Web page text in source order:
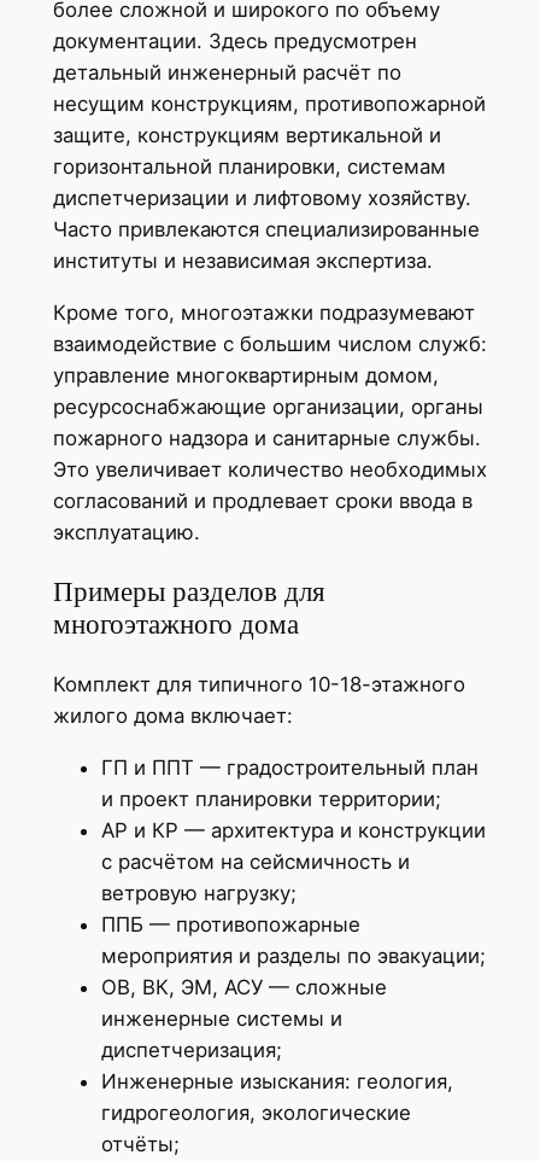
более сложной и широкого по объему
документации. Здесь предусмотрен
детальный инженерный расчёт по
несущим конструкциям, противопожарной
защите, конструкциям вертикальной и
горизонтальной планировки, системам
диспетчеризации и лифтовому хозяйству.
Часто привлекаются специализированные
институты и независимая экспертиза.
Кроме того, многоэтажки подразумевают
взаимодействие с большим числом служб:
управление многоквартирным домом,
ресурсоснабжающие организации, органы
пожарного надзора и санитарные службы.
Это увеличивает количество необходимых
согласований и продлевает сроки ввода в
эксплуатацию.
Примеры разделов для
многоэтажного дома
Комплект для типичного 10-18-этажного
жилого дома включает:
ГП и ППТ — градостроительный план
и проект планировки территории;
АР и КР — архитектура и конструкции
с расчётом на сейсмичность и
ветровую нагрузку;
ППБ — противопожарные
мероприятия и разделы по эвакуации;
ОВ, ВК, ЭМ, АСУ — сложные
инженерные системы и
диспетчеризация;
Инженерные изыскания: геология,
гидрогеология, экологические
отчёты;